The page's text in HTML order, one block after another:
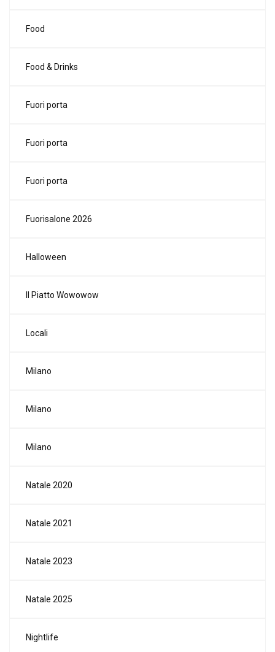
Food
Food & Drinks
Fuori porta
Fuori porta
Fuori porta
Fuorisalone 2026
Halloween
Il Piatto Wowowow
Locali
Milano
Milano
Milano
Natale 2020
Natale 2021
Natale 2023
Natale 2025
Nightlife